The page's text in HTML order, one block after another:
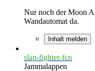
Nur noch der Moon
Wandautomat da.
Inhalt melden
slap-fighter-fcn
Jammalappen